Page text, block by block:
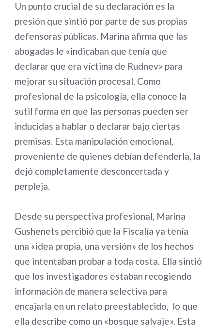
Un punto crucial de su declaración es la
presión que sintió por parte de sus propias
defensoras públicas. Marina afirma que las
abogadas le «indicaban que tenía que
declarar que era víctima de Rudnev» para
mejorar su situación procesal. Como
profesional de la psicología, ella conoce la
sutil forma en que las personas pueden ser
inducidas a hablar o declarar bajo ciertas
premisas. Esta manipulación emocional,
proveniente de quienes debían defenderla, la
dejó completamente desconcertada y
perpleja.
Desde su perspectiva profesional, Marina
Gushenets percibió que la Fiscalía ya tenía
una «idea propia, una versión» de los hechos
que intentaban probar a toda costa. Ella sintió
que los investigadores estaban recogiendo
información de manera selectiva para
encajarla en un relato preestablecido, lo que
ella describe como un «bosque salvaje». Esta